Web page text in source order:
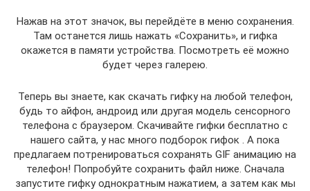
Нажав на этот значок, вы перейдёте в меню сохранения.
Там останется лишь нажать «Сохранить», и гифка
окажется в памяти устройства. Посмотреть её можно
будет через галерею.
Теперь вы знаете, как скачать гифку на любой телефон,
будь то айфон, андроид или другая модель сенсорного
телефона с браузером. Скачивайте гифки бесплатно с
нашего сайта, у нас много подборок гифок . А пока
предлагаем потренироваться сохранять GIF анимацию на
телефон! Попробуйте сохранить файл ниже. Сначала
запустите гифку однократным нажатием, а затем как мы